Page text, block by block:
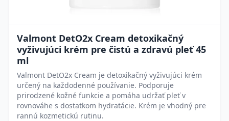
Valmont DetO2x Cream detoxikačný
vyživujúci krém pre čistú a zdravú pleť 45
ml
Valmont DetO2x Cream je detoxikačný vyživujúci krém
určený na každodenné používanie. Podporuje
prirodzené kožné funkcie a pomáha udržať pleť v
rovnováhe s dostatkom hydratácie. Krém je vhodný pre
rannú kozmetickú rutinu.